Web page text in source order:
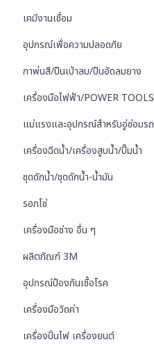
เคมีงานเชื่อม
อุปกรณ์เพื่อความปลอดภัย
กาพ่นสี/ปืนเป่าลม/ปืนอัดลมยาง
เครื่องมือไฟฟ้า/POWER TOOLS
แม่แรงและอุปกรณ์สำหรับอู่ซ่อมรถ
เครื่องฉีดน้ำ/เครื่องสูบน้ำ/ปั๊มน้ำ
ชุดดักน้ำ/ชุดดักน้ำ-น้ำมัน
รอกโซ่
เครื่องมือช่าง อื่น ๆ
ผลิตภัณฑ์ 3M
อุปกรณ์ป้องกันเชื้อโรค
เครื่องมือวัดค่า
เครื่องปั่นไฟ เครื่องยนต์